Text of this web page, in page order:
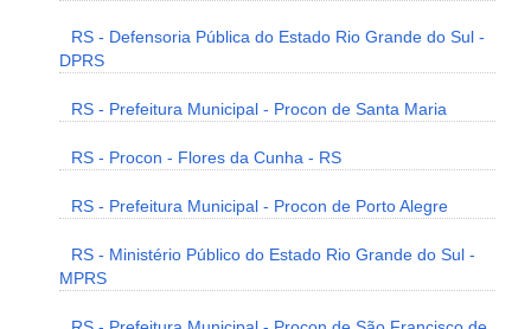
RS - Defensoria Pública do Estado Rio Grande do Sul -
DPRS
RS - Prefeitura Municipal - Procon de Santa Maria
RS - Procon - Flores da Cunha - RS
RS - Prefeitura Municipal - Procon de Porto Alegre
RS - Ministério Público do Estado Rio Grande do Sul -
MPRS